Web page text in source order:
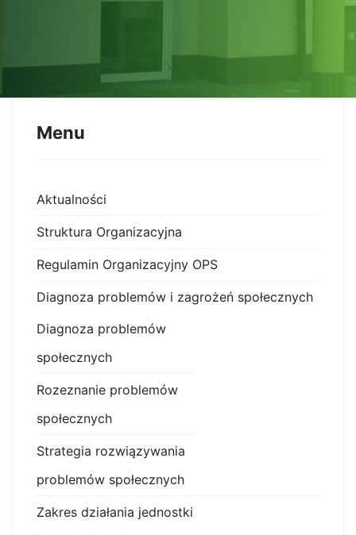
Menu
Aktualności
Struktura Organizacyjna
Regulamin Organizacyjny OPS
Diagnoza problemów i zagrożeń społecznych
Diagnoza problemów
społecznych
Rozeznanie problemów
społecznych
Strategia rozwiązywania
problemów społecznych
Zakres działania jednostki